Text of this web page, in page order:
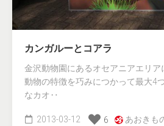
カンガルーとコアラ
金沢動物園にあるオセアニアエリ
動物の特徴を巧みにつかって最大4
なカオ‥
2013-03-12 6 あおきも